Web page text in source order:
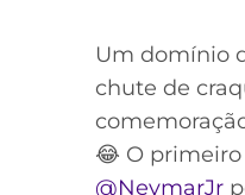
Um domínio
chute de
😂 O
@NeymarJr